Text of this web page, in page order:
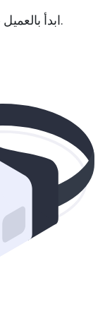
ابدأ بالعميل - تعرّف على ما يريده العميل وامنحه إياه.